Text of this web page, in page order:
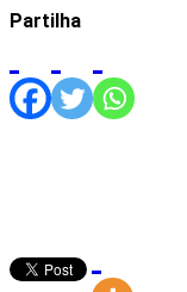
Partilha